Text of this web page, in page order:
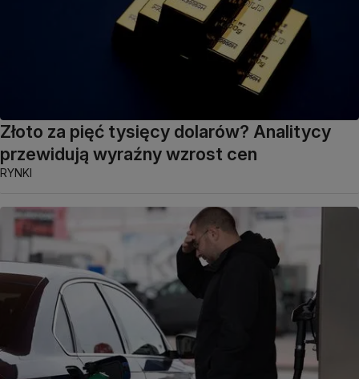
Złoto za pięć tysięcy dolarów? Analitycy
przewidują wyraźny wzrost cen
RYNKI